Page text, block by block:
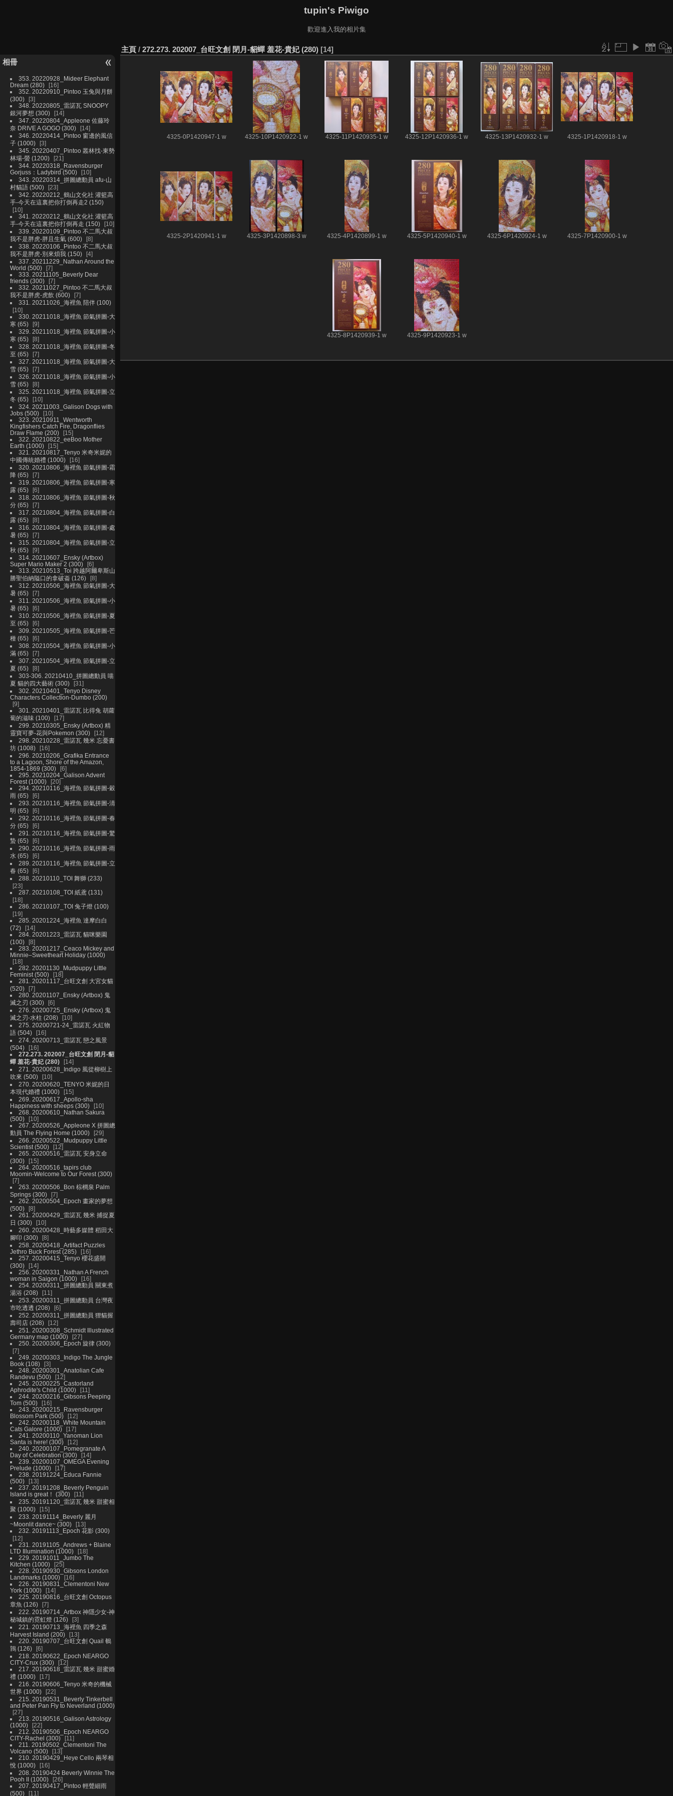
tupin's Piwigo
歡迎進入我的相片集
相冊
353. 20220928_Mideer Elephant
Dream (280)
16
352. 20220910_Pintoo 玉兔與月餅
(300)
3
348. 20220805_雷諾瓦 SNOOPY
銀河夢想 (300)
14
347. 20220804_Appleone 佐藤玲
奈 DRIVE A GOGO (300)
14
346. 20220414_Pintoo 窗邊的風信
子 (1000)
3
345. 20220407_Pintoo 叢林找-東勢
林場-螢 (1200)
21
344. 20220318_Ravensburger
Gorjuss：Ladybird (500)
10
343. 20220314_拼圖總動員 afu-山
村貓語 (500)
23
342. 20220212_鶴山文化社 灌籃高
手-今天在這裏把你打倒再走2 (150)
10
341. 20220212_鶴山文化社 灌籃高
手-今天在這裏把你打倒再走 (150)
10
339. 20220109_Pintoo 不二馬大叔
我不是胖虎-胖且生氣 (600)
8
338. 20220106_Pintoo 不二馬大叔
我不是胖虎-別來煩我 (150)
4
337. 20211229_Nathan Around the
World (500)
7
333. 20211105_Beverly Dear
friends (300)
7
332. 20211027_Pintoo 不二馬大叔
我不是胖虎-虎飲 (600)
7
331. 20211026_海裡魚 陪伴 (100)
10
330. 20211018_海裡魚 節氣拼圖-大
寒 (65)
9
329. 20211018_海裡魚 節氣拼圖-小
寒 (65)
8
328. 20211018_海裡魚 節氣拼圖-冬
至 (65)
7
327. 20211018_海裡魚 節氣拼圖-大
雪 (65)
7
326. 20211018_海裡魚 節氣拼圖-小
雪 (65)
8
325. 20211018_海裡魚 節氣拼圖-立
冬 (65)
10
324. 20211003_Galison Dogs with
Jobs (500)
10
323. 20210911_Wentworth
Kingfishers Catch Fire, Dragonflies
Draw Flame (200)
15
322. 20210822_eeBoo Mother
Earth (1000)
15
321. 20210817_Tenyo 米奇米妮的
中國傳統婚禮 (1000)
16
320. 20210806_海裡魚 節氣拼圖-霜
降 (65)
7
319. 20210806_海裡魚 節氣拼圖-寒
露 (65)
6
318. 20210806_海裡魚 節氣拼圖-秋
分 (65)
7
317. 20210804_海裡魚 節氣拼圖-白
露 (65)
8
316. 20210804_海裡魚 節氣拼圖-處
暑 (65)
7
315. 20210804_海裡魚 節氣拼圖-立
秋 (65)
9
314. 20210607_Ensky (Artbox)
Super Mario Maker 2 (300)
6
313. 20210513_Toi 跨越阿爾卑斯山
勝聖伯納隘口的拿破崙 (126)
8
312. 20210506_海裡魚 節氣拼圖-大
暑 (65)
7
311. 20210506_海裡魚 節氣拼圖-小
暑 (65)
6
310. 20210506_海裡魚 節氣拼圖-夏
至 (65)
6
309. 20210505_海裡魚 節氣拼圖-芒
種 (65)
6
308. 20210504_海裡魚 節氣拼圖-小
滿 (65)
7
307. 20210504_海裡魚 節氣拼圖-立
夏 (65)
8
303-306. 20210410_拼圖總動員 喵
夏 貓的四大藝術 (300)
31
302. 20210401_Tenyo Disney
Characters Collection-Dumbo (200)
9
301. 20210401_雷諾瓦 比得兔 胡蘿
蔔的滋味 (100)
17
299. 20210305_Ensky (Artbox) 精
靈寶可夢-花與Pokemon (300)
12
298. 20210228_雷諾瓦 幾米 忘憂書
坊 (1008)
16
296. 20210206_Grafika Entrance
to a Lagoon, Shore of the Amazon,
1854-1869 (300)
6
295. 20210204_Galison Advent
Forest (1000)
20
294. 20210116_海裡魚 節氣拼圖-穀
雨 (65)
6
293. 20210116_海裡魚 節氣拼圖-清
明 (65)
6
292. 20210116_海裡魚 節氣拼圖-春
分 (65)
6
291. 20210116_海裡魚 節氣拼圖-驚
蟄 (65)
6
290. 20210116_海裡魚 節氣拼圖-雨
水 (65)
6
289. 20210116_海裡魚 節氣拼圖-立
春 (65)
6
288. 20210110_TOI 舞獅 (233)
23
287. 20210108_TOI 紙鳶 (131)
18
286. 20210107_TOI 兔子燈 (100)
19
285. 20201224_海裡魚 達摩白白
(72)
14
284. 20201223_雷諾瓦 貓咪樂園
(100)
8
283. 20201217_Ceaco Mickey and
Minnie–Sweetheart Holiday (1000)
18
282. 20201130_Mudpuppy Little
Feminist (500)
18
281. 20201117_台旺文創 大宮女貓
(520)
7
280. 20201107_Ensky (Artbox) 鬼
滅之刃 (300)
6
276. 20200725_Ensky (Artbox) 鬼
滅之刃-水柱 (208)
10
275. 20200721-24_雷諾瓦 火紅物
語 (504)
16
274. 20200713_雷諾瓦 戀之風景
(504)
16
272.273. 202007_台旺文創 閉月-貂
蟬 羞花-貴妃 (280)
14
271. 20200628_Indigo 風從柳樹上
吹來 (500)
10
270. 20200620_TENYO 米妮的日
本現代婚禮 (1000)
15
269. 20200617_Apollo-sha
Happiness with sheeps (300)
10
268. 20200610_Nathan Sakura
(500)
10
267. 20200526_Appleone X 拼圖總
動員 The Flying Home (1000)
29
266. 20200522_Mudpuppy Little
Scientist (500)
12
265. 20200516_雷諾瓦 安身立命
(300)
15
264. 20200516_tapirs club
Moomin-Welcome to Our Forest (300)
7
263. 20200506_Bon 棕櫚泉 Palm
Springs (300)
7
262. 20200504_Epoch 畫家的夢想
(500)
8
261. 20200429_雷諾瓦 幾米 捕捉夏
日 (300)
10
260. 20200428_時藝多媒體 稻田大
腳印 (300)
8
258. 20200418_Artifact Puzzles
Jethro Buck Forest (285)
16
257. 20200415_Tenyo 櫻花盛開
(300)
14
256. 20200331_Nathan A French
woman in Saigon (1000)
16
254. 20200311_拼圖總動員 關東煮
湯浴 (208)
11
253. 20200311_拼圖總動員 台灣夜
市吃透透 (208)
6
252. 20200311_拼圖總動員 狸貓握
壽司店 (208)
12
251. 20200308_Schmidt Illustrated
Germany map (1000)
27
250. 20200306_Epoch 旋律 (300)
7
249. 20200303_Indigo The Jungle
Book (108)
3
248. 20200301_Anatolian Cafe
Randevu (500)
12
245. 20200225_Castorland
Aphrodite's Child (1000)
11
244. 20200216_Gibsons Peeping
Tom (500)
16
243. 20200215_Ravensburger
Blossom Park (500)
12
242. 20200118_White Mountain
Cats Galore (1000)
17
241. 20200110_Yanoman Lion
Santa is here! (300)
12
240. 20200107_Pomegranate A
Day of Celebration (300)
14
239. 20200107_OMEGA Evening
Prelude (1000)
17
238. 20191224_Educa Fannie
(500)
13
237. 20191208_Beverly Penguin
Island is great！ (300)
11
235. 20191120_雷諾瓦 幾米 甜蜜相
聚 (1000)
15
233. 20191114_Beverly 麗月
~Moonlit dance~ (300)
13
232. 20191113_Epoch 花影 (300)
12
231. 20191105_Andrews + Blaine
LTD Illumination (1000)
18
229. 20191011_Jumbo The
Kitchen (1000)
25
228. 20190930_Gibsons London
Landmarks (1000)
16
226. 20190831_Clementoni New
York (1000)
14
225. 20190816_台旺文創 Octopus
章魚 (126)
7
222. 20190714_Artbox 神隱少女-神
秘城鎮的霓虹燈 (126)
3
221. 20190713_海裡魚 四季之森
Harvest Island (200)
13
220. 20190707_台旺文創 Quail 鵪
鶉 (126)
6
218. 20190622_Epoch NEARGO
CITY-Crux (300)
12
217. 20190618_雷諾瓦 幾米 甜蜜婚
禮 (1000)
17
216. 20190606_Tenyo 米奇的機械
世界 (1000)
22
215. 20190531_Beverly Tinkerbell
and Peter Pan Fly to Neverland (1000)
27
213. 20190516_Galison Astrology
(1000)
22
212. 20190506_Epoch NEARGO
CITY-Rachel (300)
11
211. 20190502_Clementoni The
Volcano (500)
13
210. 20190429_Heye Cello 兩琴相
悅 (1000)
16
208. 20190424 Beverly Winnie The
Pooh II (1000)
26
207. 20190417_Pintoo 輕聲細雨
(500)
11
主頁 / 272.273. 202007_台旺文創 閉月-貂蟬 羞花-貴妃 (280) 14
4325-0P1420947-1 w 4325-10P1420922-1 w 4325-11P1420935-1 w 4325-12P1420936-1 w 4325-13P1420932-1 w 4325-1P1420918-1 w
4325-2P1420941-1 w 4325-3P1420898-3 w 4325-4P1420899-1 w 4325-5P1420940-1 w 4325-6P1420924-1 w 4325-7P1420900-1 w
4325-8P1420939-1 w 4325-9P1420923-1 w